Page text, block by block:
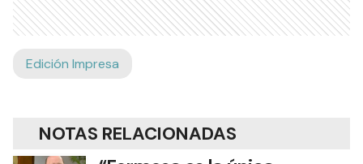
Edición Impresa
NOTAS RELACIONADAS